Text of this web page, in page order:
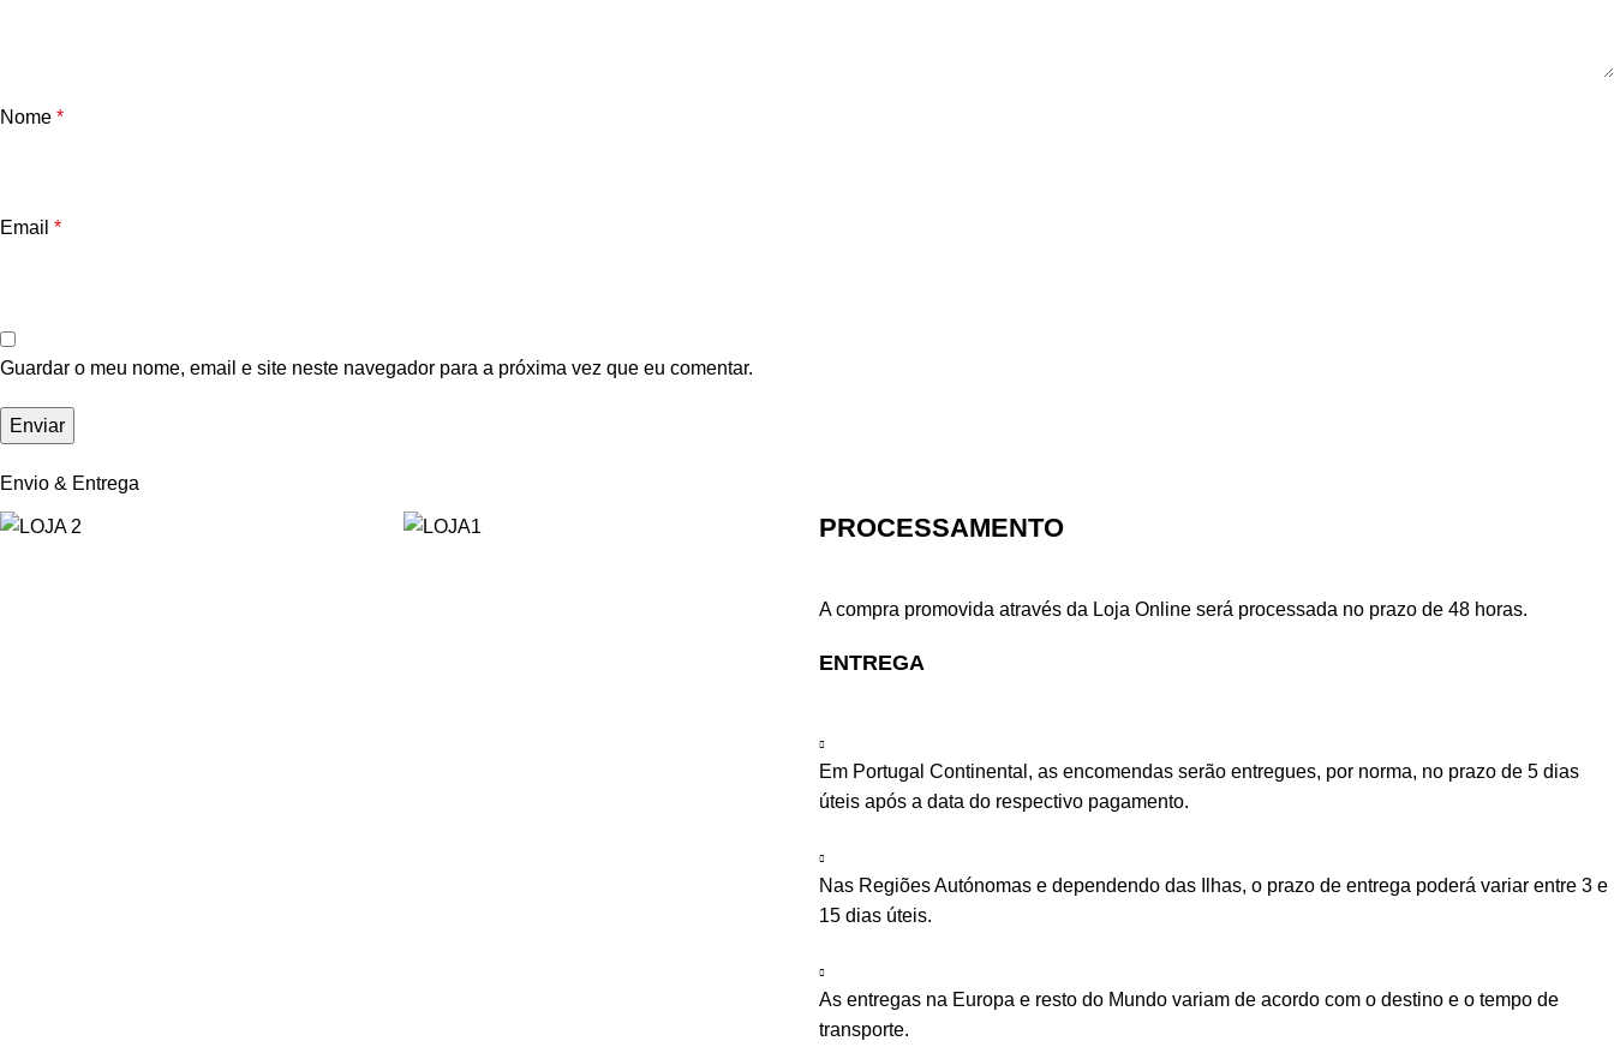
Nome *
Email *
Guardar o meu nome, email e site neste navegador para a próxima vez que eu comentar.
Envio & Entrega
PROCESSAMENTO
A compra promovida através da Loja Online será processada no prazo de 48 horas.
ENTREGA
Em Portugal Continental, as encomendas serão entregues, por norma, no prazo de 5 dias
úteis após a data do respectivo pagamento.
Nas Regiões Autónomas e dependendo das Ilhas, o prazo de entrega poderá variar entre 3 e
15 dias úteis.
As entregas na Europa e resto do Mundo variam de acordo com o destino e o tempo de
transporte.